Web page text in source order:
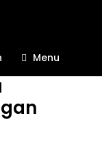
Menu
2